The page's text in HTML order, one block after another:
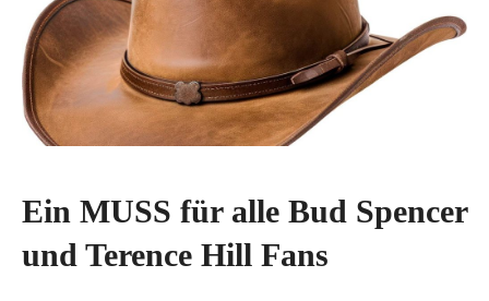
Ein MUSS für alle Bud Spencer
und Terence Hill Fans